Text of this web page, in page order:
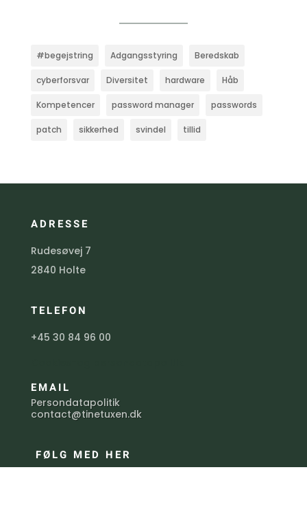
#begejstring Adgangsstyring Beredskab
cyberforsvar Diversitet hardware Håb
Kompetencer password manager passwords
patch sikkerhed svindel tillid
ADRESSE
Rudesøvej 7
2840 Holte
TELEFON
+45 30 84 96 00
EMAIL
contact@tinetuxen.dk
FØLG MED HER
Persondatapolitik